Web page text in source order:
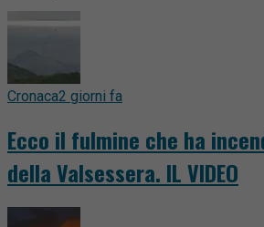
Cronaca2 giorni fa
Ecco il fulmine che ha
della Valsessera. IL VIDEO